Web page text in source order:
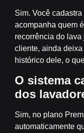
Sim. Você
acompanha quem
recorrência do lava
cliente, ainda
histórico dele, o
O sistema
dos
Sim, no plano
automaticamente